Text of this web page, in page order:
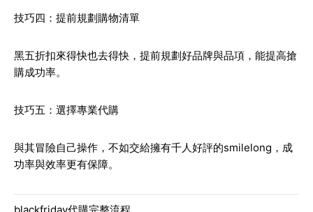
技巧四：提前規劃購物清單
黑五折扣來得快也去得快，提前規劃好品牌與品項，能提高搶
購成功率。
技巧五：選擇專業代購
與其冒險自己操作，不如交給擁有千人好評的smilelong，成
功率與效率更有保障。